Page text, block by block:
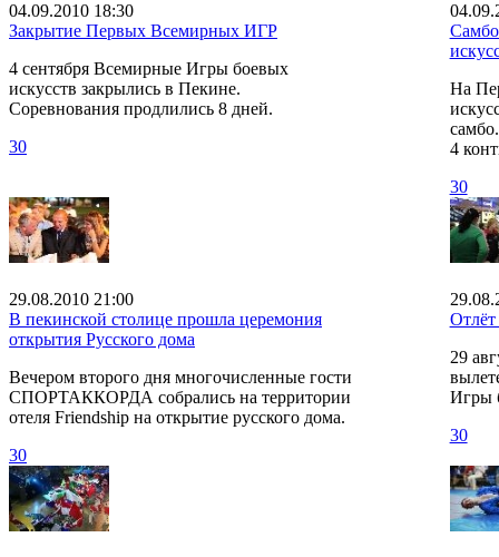
04.09.2010 18:30
Закрытие Первых Всемирных ИГР
4 сентября Всемирные Игры боевых
искусств закрылись в Пекине.
Соревнования продлились 8 дней.
30
На
4
30
29.08.2010 21:00
В пекинской столице прошла церемония
открытия Русского дома
Вечером второго дня многочисленные гости
СПОРТАККОРДА собрались на территории
отеля Friendship на открытие русского дома.
30
29
Игры
30